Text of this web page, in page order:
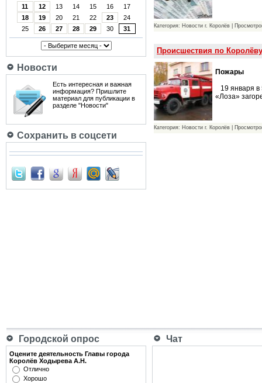
11
12 13 14 15 16
17
18
19 20 21 22 23
24
25
26 27 28 29 30 31
Новости
Есть интересная и важная
информация? Пришлите
материал для публикации в
разделе "Новости"
Сохранить в соцсети
Категория: Новости г. Королёв |
Происшествия по
Пожары
19 января в
«Лоза»
Категория: Новости г. Королёв |
Городской опрос Чат
Оцените деятельность Главы города
Королёв Ходырева А.Н.
Отлично
Хорошо